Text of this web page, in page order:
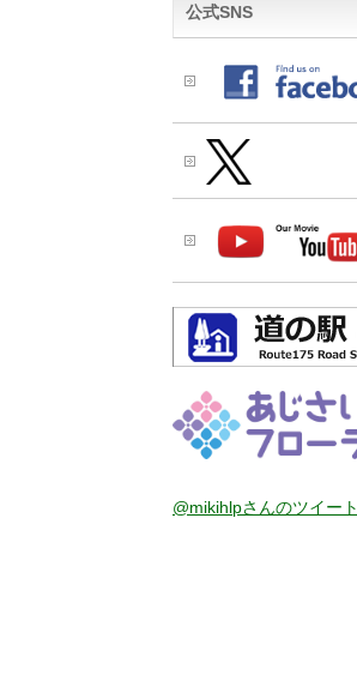
公式SNS
@mikihlpさんのツイート